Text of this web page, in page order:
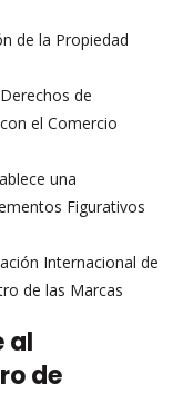
de la Propiedad
de
el Comercio
una
Figurativos
Internacional de
de las Marcas
al
de